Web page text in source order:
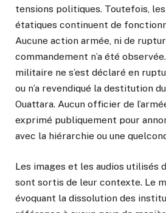
tensions politiques. Toutefois,
étatiques continuent de
Aucune action armée, ni de
commandement n’a été
militaire ne s’est déclaré en
ou n’a revendiqué la destitution
Ouattara. Aucun officier de
exprimé publiquement pour
avec la hiérarchie ou une
Les images et les audios utilisés
sont sortis de leur contexte. Le
évoquant la dissolution des